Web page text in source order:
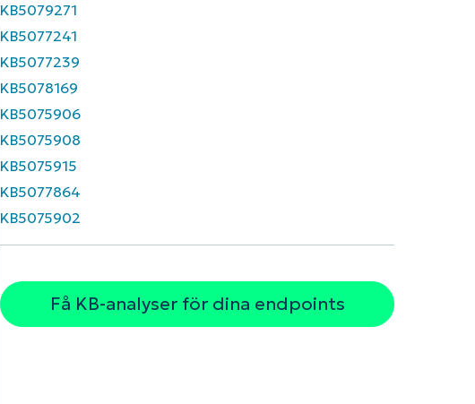
KB5079271
KB5077241
KB5077239
KB5078169
KB5075906
KB5075908
KB5075915
KB5077864
KB5075902
Få KB-analyser för dina endpoints